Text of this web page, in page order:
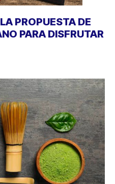
PROPUESTA DE
PARA DISFRUTAR